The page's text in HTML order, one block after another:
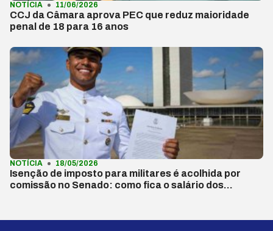
NOTÍCIA 11/06/2026
CCJ da Câmara aprova PEC que reduz maioridade
penal de 18 para 16 anos
NOTÍCIA 18/05/2026
Isenção de imposto para militares é acolhida por
comissão no Senado: como fica o salário dos…